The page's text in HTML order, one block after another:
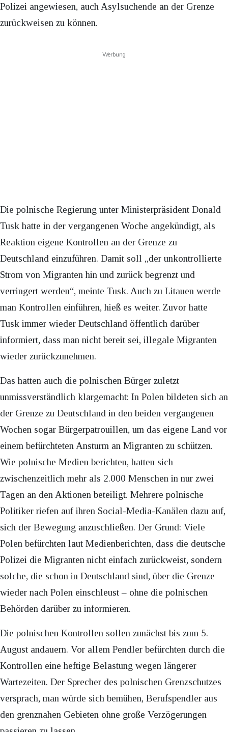
Polizei angewiesen, auch Asylsuchende an der Grenze
zurückweisen zu können.
Werbung
Die polnische Regierung unter Ministerpräsident Donald
Tusk hatte in der vergangenen Woche angekündigt, als
Reaktion eigene Kontrollen an der Grenze zu
Deutschland einzuführen. Damit soll „der unkontrollierte
Strom von Migranten hin und zurück begrenzt und
verringert werden“, meinte Tusk. Auch zu Litauen werde
man Kontrollen einführen, hieß es weiter. Zuvor hatte
Tusk immer wieder Deutschland öffentlich darüber
informiert, dass man nicht bereit sei, illegale Migranten
wieder zurückzunehmen.
Das hatten auch die polnischen Bürger zuletzt
unmissverständlich klargemacht: In Polen bildeten sich an
der Grenze zu Deutschland in den beiden vergangenen
Wochen sogar Bürgerpatrouillen, um das eigene Land vor
einem befürchteten Ansturm an Migranten zu schützen.
Wie polnische Medien berichten, hatten sich
zwischenzeitlich mehr als 2.000 Menschen in nur zwei
Tagen an den Aktionen beteiligt. Mehrere polnische
Politiker riefen auf ihren Social-Media-Kanälen dazu auf,
sich der Bewegung anzuschließen. Der Grund: Viele
Polen befürchten laut Medienberichten, dass die deutsche
Polizei die Migranten nicht einfach zurückweist, sondern
solche, die schon in Deutschland sind, über die Grenze
wieder nach Polen einschleust – ohne die polnischen
Behörden darüber zu informieren.
Die polnischen Kontrollen sollen zunächst bis zum 5.
August andauern. Vor allem Pendler befürchten durch die
Kontrollen eine heftige Belastung wegen längerer
Wartezeiten. Der Sprecher des polnischen Grenzschutzes
versprach, man würde sich bemühen, Berufspendler aus
den grenznahen Gebieten ohne große Verzögerungen